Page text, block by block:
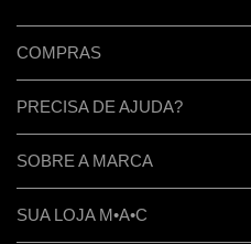
COMPRAS
PRECISA DE AJUDA?
SOBRE A MARCA
SUA LOJA M•A•C